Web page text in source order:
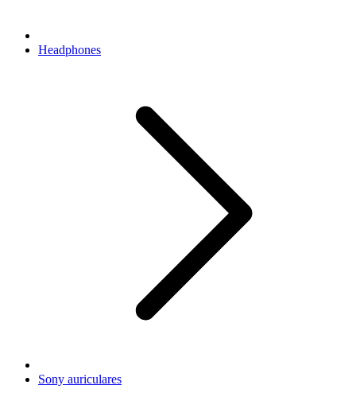
Headphones
Sony auriculares